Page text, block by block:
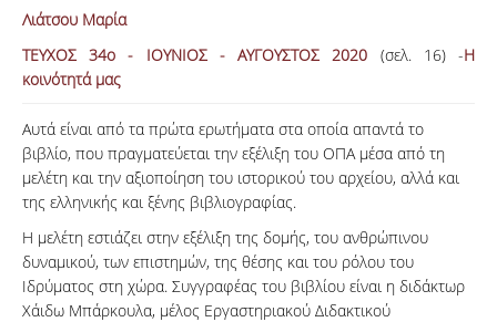
Λιάτσου Μαρία
ΤΕΥΧΟΣ 34ο - ΙΟΥΝΙΟΣ - AYΓΟΥΣΤΟΣ 2020 (σελ. 16) -Η
κοινότητά μας
Αυτά είναι από τα πρώτα ερωτήματα στα οποία απαντά το
βιβλίο, που πραγματεύεται την εξέλιξη του ΟΠΑ μέσα από τη
μελέτη και την αξιοποίηση του ιστορικού του αρχείου, αλλά και
της ελληνικής και ξένης βιβλιογραφίας.
Η μελέτη εστιάζει στην εξέλιξη της δομής, του ανθρώπινου
δυναμικού, των επιστημών, της θέσης και του ρόλου του
Ιδρύματος στη χώρα. Συγγραφέας του βιβλίου είναι η διδάκτωρ
Χάιδω Μπάρκουλα, μέλος Εργαστηριακού Διδακτικού